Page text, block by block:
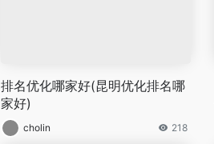
排名优化哪家好(昆明优化排名哪
家好)
cholin 218